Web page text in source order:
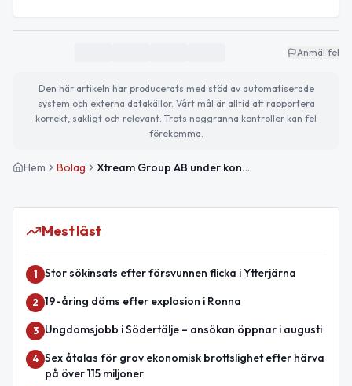
Anmäl fel
Den här artikeln har producerats med stöd av automatiserade
system och externa datakällor. Vårt mål är alltid att rapportera
korrekt, sakligt och relevant. Trots noggranna kontroller kan fel
förekomma.
Hem Bolag Xtream Group AB under konkursförfarande och kapitalförvaltning
Mest läst
1 Stor sökinsats efter försvunnen flicka i Ytterjärna
2 19-åring döms efter explosion i Ronna
3 Ungdomsjobb i Södertälje – ansökan öppnar i augusti
4 Sex åtalas för grov ekonomisk brottslighet efter härva
på över 115 miljoner